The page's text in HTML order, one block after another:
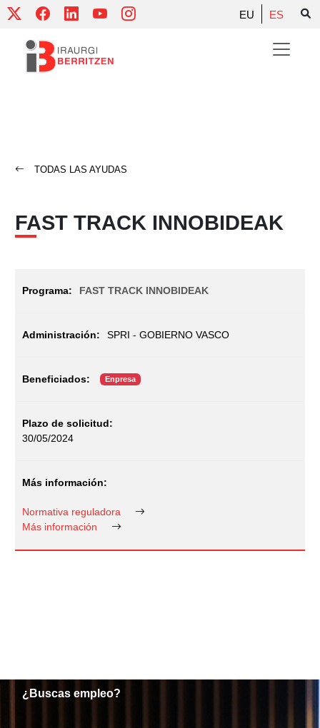
Skip
content
EU ES
TODAS LAS AYUDAS
FAST TRACK INNOBIDEAK
FAST TRACK INNOBIDEAK
SPRI - GOBIERNO VASCO
Enpresa
30/05/2024
Normativa reguladora
Más información
¿Buscas empleo?